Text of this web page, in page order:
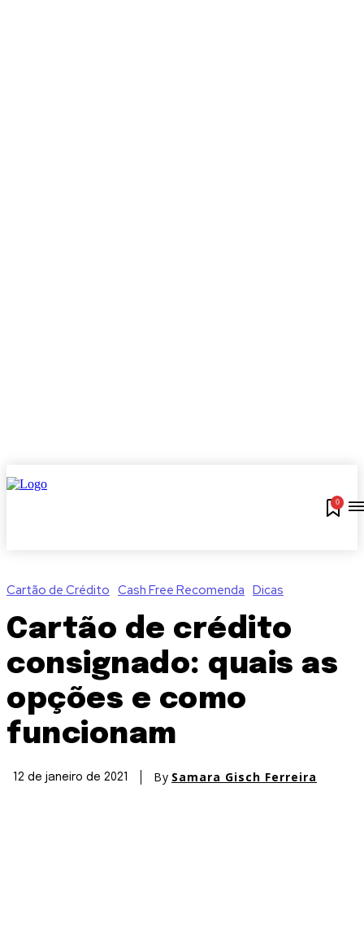
0
Cartão de Crédito Cash Free Recomenda Dicas
Cartão de crédito
consignado: quais as
opções e como
funcionam
12 de janeiro de 2021 By Samara Gisch Ferreira